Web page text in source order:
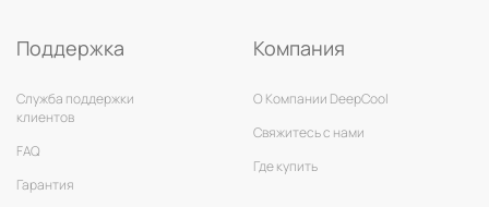
Поддержка
Служба поддержки
клиентов
FAQ
Гарантия
Компания
О Компании DeepCool
Свяжитесь с нами
Где купить